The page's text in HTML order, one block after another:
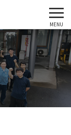
MENU